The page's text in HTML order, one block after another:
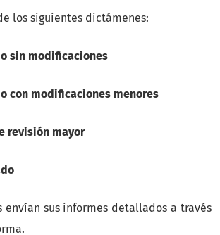
los siguientes dictámenes:
sin modificaciones
con modificaciones menores
revisión mayor
envían sus informes detallados a través